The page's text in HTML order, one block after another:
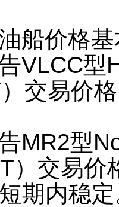
价格基
型
交易价
型
）交易价
期内稳